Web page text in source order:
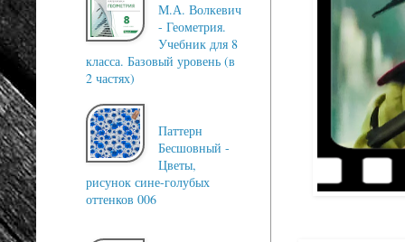
М.А. Волкевич
- Геометрия.
Учебник для 8
класса. Базовый уровень (в
2 частях)
Паттерн
Бесшовный -
Цветы,
рисунок сине-голубых
оттенков 006